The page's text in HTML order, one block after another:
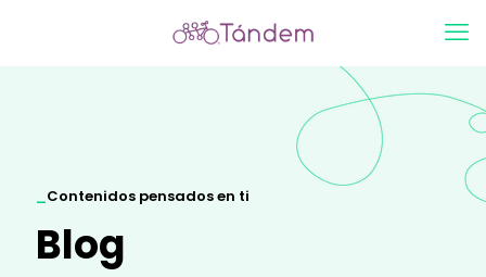
_Contenidos pensados en ti
Blog